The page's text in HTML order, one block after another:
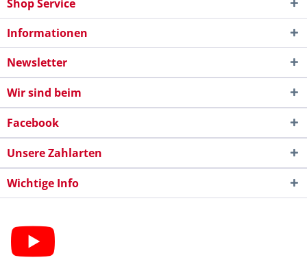
Shop Service
Informationen
Newsletter
Wir sind beim
Facebook
Unsere Zahlarten
Wichtige Info